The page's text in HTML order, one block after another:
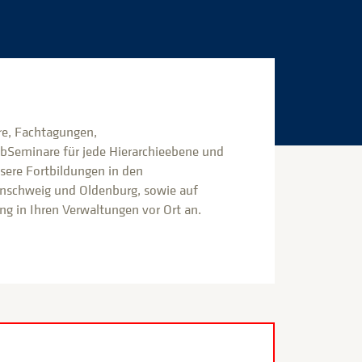
Fachtagungen,
für jede Hierarchieebene und
Fortbildungen in den
und Oldenburg, sowie auf
in Ihren Verwaltungen vor Ort an.